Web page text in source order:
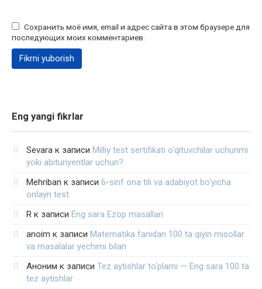
Сохранить моё имя, email и адрес сайта в этом браузере для
последующих моих комментариев.
Eng yangi fikrlar
Sevara к записи Milliy test sertifikati o‘qituvchilar uchunmi
yoki abituriyentlar uchun?
Mehriban к записи 6-sinf ona tili va adabiyot bo‘yicha
onlayn test
R к записи Eng sara Ezop masallari
anoim к записи Matematika fanidan 100 ta qiyin misollar
va masalalar yechimi bilan
Аноним к записи Tez aytishlar to‘plami — Eng sara 100 ta
tez aytishlar